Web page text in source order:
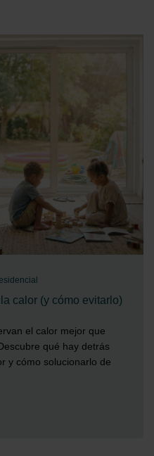
calor (y cómo evitarlo)
el calor mejor que
qué hay detrás
y cómo solucionarlo de